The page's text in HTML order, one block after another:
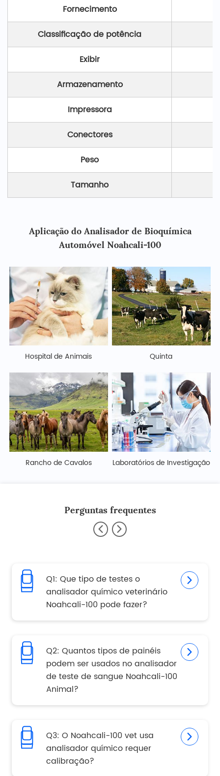
Fornecimento
Classificação de potência
Exibir
Armazenamento
Impressora
Conectores
Peso
Tamanho
Aplicação do Analisador de Bioquímica
Automóvel Noahcali-100
Hospital de Animais Quinta
Rancho de Cavalos Laboratórios de Investigação
Perguntas frequentes
Q1: Que tipo de testes o
analisador químico veterinário
Noahcali-100 pode fazer?
Q2: Quantos tipos de painéis
podem ser usados no analisador
de teste de sangue Noahcali-100
Animal?
Q3: O Noahcali-100 vet usa
analisador químico requer
calibração?